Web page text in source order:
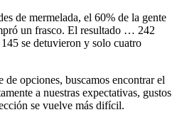
de mermelada, el 60% de la gente
un frasco. El resultado … 242
se detuvieron y solo cuatro
de opciones, buscamos encontrar el
a nuestras expectativas, gustos
se vuelve más difícil.